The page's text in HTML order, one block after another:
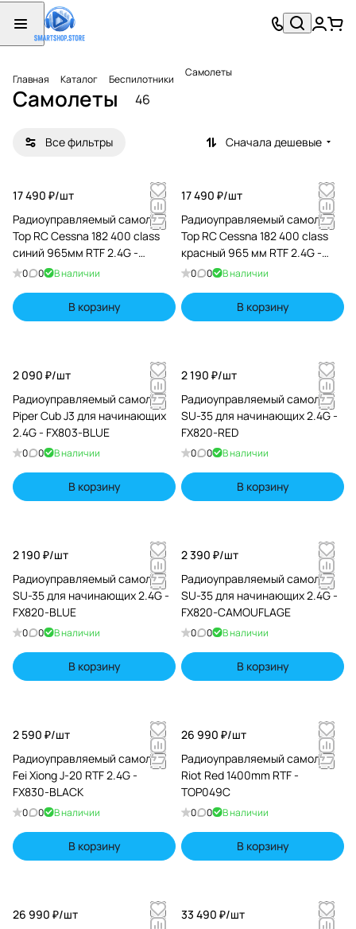
Главная Каталог Беспилотники Самолеты
Самолеты 46
Все фильтры Сначала дешевые
17 490 ₽/шт
Радиоуправляемый самолет
Top RC Cessna 182 400 class
синий 965мм RTF 2.4G -
TOP004C
0 0 В наличии
В корзину
17 490 ₽/шт
Радиоуправляемый самолет
Top RC Cessna 182 400 class
красный 965 мм RTF 2.4G -
TOP003C
0 0 В наличии
В корзину
2 090 ₽/шт
Радиоуправляемый самолет
Piper Cub J3 для начинающих
2.4G - FX803-BLUE
0 0 В наличии
В корзину
2 190 ₽/шт
Радиоуправляемый самолет
SU-35 для начинающих 2.4G -
FX820-RED
0 0 В наличии
В корзину
2 190 ₽/шт
Радиоуправляемый самолет
SU-35 для начинающих 2.4G -
FX820-BLUE
0 0 В наличии
В корзину
2 390 ₽/шт
Радиоуправляемый самолет
SU-35 для начинающих 2.4G -
FX820-CAMOUFLAGE
0 0 В наличии
В корзину
2 590 ₽/шт
Радиоуправляемый самолет
Fei Xiong J-20 RTF 2.4G -
FX830-BLACK
0 0 В наличии
В корзину
26 990 ₽/шт
Радиоуправляемый самолет
Riot Red 1400mm RTF -
TOP049C
0 0 В наличии
В корзину
26 990 ₽/шт
33 490 ₽/шт